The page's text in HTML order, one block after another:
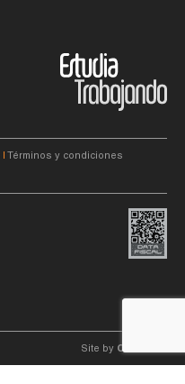
Términos y condiciones
Site by C4f.